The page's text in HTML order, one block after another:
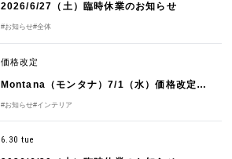
2026/6/27（土）臨時休業のお知らせ
#お知らせ#全体
価格改定
Montana（モンタナ）7/1（水）価格改定のお知らせ
#お知らせ#インテリア
6.30 tue